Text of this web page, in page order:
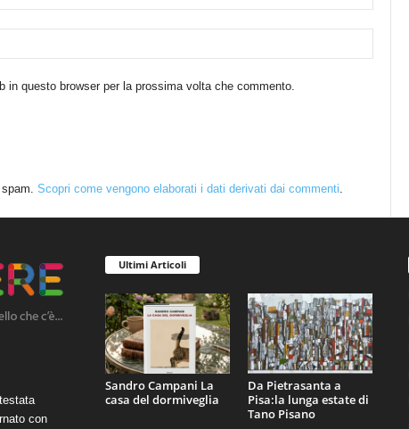
in questo browser per la prossima volta che commento.
Scopri come vengono elaborati i dati derivati dai commenti.
con
Ultimi Articoli
Sandro Campani La
casa del dormiveglia
Da Pietrasanta a
Pisa:la lunga estate di
Tano Pisano